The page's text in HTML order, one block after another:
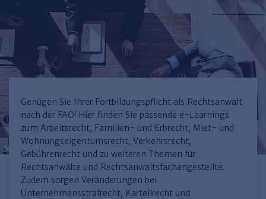
Personal
Finden Sie Ihr Thema
Arbeitsrecht
Führung
Personalmanagement und
Organisation
Personalentwicklung und
Talentmanagement
Steuern & Rechnungswesen
Finden Sie Ihr Thema
Rechnungswesen
Entgeltabrechnung
Steuerkanzlei und Gebühren
Software und Tools
Recht & Compliance
Finden Sie Ihr Thema
Familien- und Erbrecht
Miet- und WE-Recht
Rechtsanwaltskanzlei und Gebühren
Zurück
Immobilien
Finden Sie Ihr Thema
Miet- und Bestandsverwaltung
WEG-Verwaltung
Zurück
Öffentlicher Dienst
Finden Sie Ihr Thema
TV-L
Zurück
Arbeitsschutz & BGM
Zurück
Genügen Sie Ihrer Fortbildungspflicht als Rechtsanwalt
nach der FAO! Hier finden Sie passende e-Learnings
zum Arbeitsrecht, Familien- und Erbrecht, Miet- und
Wohnungseigentumsrecht, Verkehrsrecht,
Gebührenrecht und zu weiteren Themen für
Rechtsanwälte und Rechtsanwaltsfachangestellte.
Zudem sorgen Veränderungen bei
Unternehmensstrafrecht, Kartellrecht und